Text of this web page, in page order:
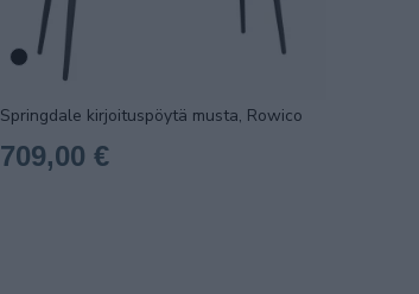
Springdale kirjoituspöytä musta, Rowico
709,00 €